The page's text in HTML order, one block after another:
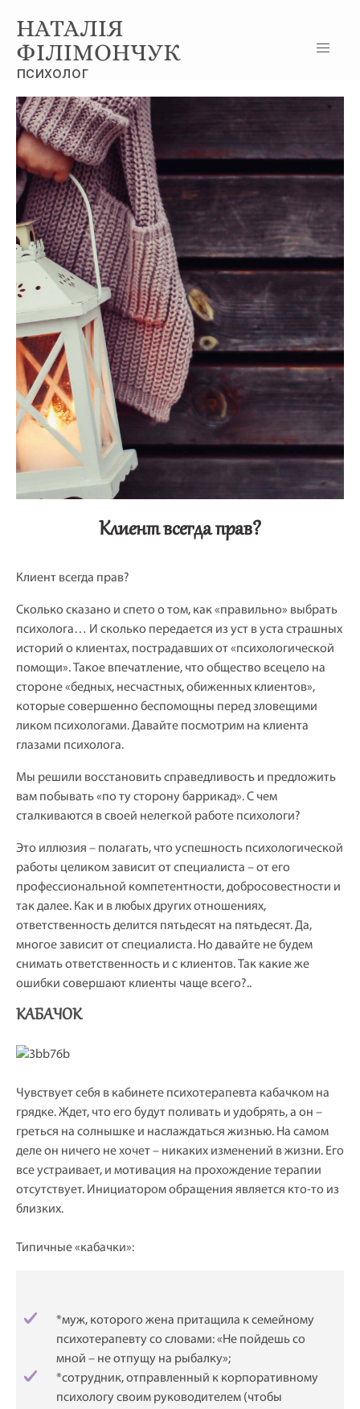
НАТАЛІЯ
ФІЛІМОНЧУК
психолог
Клиент всегда прав?
Клиент всегда прав?
Сколько сказано и спето о том, как «правильно» выбрать
психолога… И сколько передается из уст в уста страшных
историй о клиентах, пострадавших от «психологической
помощи». Такое впечатление, что общество всецело на
стороне «бедных, несчастных, обиженных клиентов»,
которые совершенно беспомощны перед зловещими
ликом психологами. Давайте посмотрим на клиента
глазами психолога.
Мы решили восстановить справедливость и предложить
вам побывать «по ту сторону баррикад». С чем
сталкиваются в своей нелегкой работе психологи?
Это иллюзия – полагать, что успешность психологической
работы целиком зависит от специалиста – от его
профессиональной компетентности, добросовестности и
так далее. Как и в любых других отношениях,
ответственность делится пятьдесят на пятьдесят. Да,
многое зависит от специалиста. Но давайте не будем
снимать ответственность и с клиентов. Так какие же
ошибки совершают клиенты чаще всего?..
КАБАЧОК
Чувствует себя в кабинете психотерапевта кабачком на
грядке. Ждет, что его будут поливать и удобрять, а он –
греться на солнышке и наслаждаться жизнью. На самом
деле он ничего не хочет – никаких изменений в жизни. Его
все устраивает, и мотивация на прохождение терапии
отсутствует. Инициатором обращения является кто-то из
близких.
Типичные «кабачки»:
*муж, которого жена притащила к семейному
психотерапевту со словами: «Не пойдешь со
мной – не отпущу на рыбалку»;
*сотрудник, отправленный к корпоративному
психологу своим руководителем (чтобы